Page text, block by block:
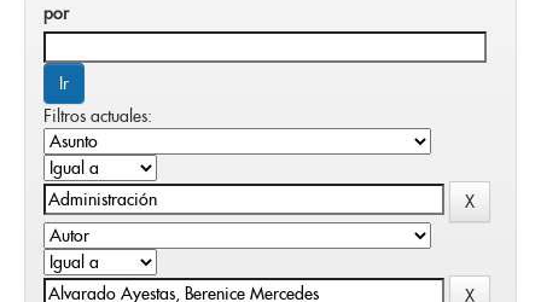
por
Filtros actuales: